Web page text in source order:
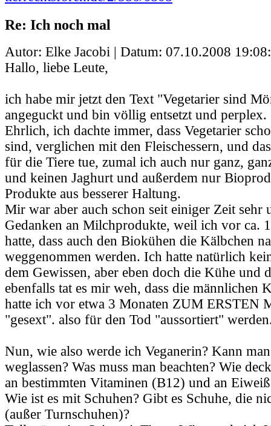
Re: Ich noch mal
Autor: Elke Jacobi | Datum: 07.10.2008
Hallo, liebe Leute,
ich habe mir jetzt den Text "Vegetarier sind
angeguckt und bin völlig entsetzt und perplex.
Ehrlich, ich dachte immer, dass Vegetarier
sind, verglichen mit den Fleischessern, und
für die Tiere tue, zumal ich auch nur ganz,
und keinen Jaghurt und außerdem nur
Produkte aus besserer Haltung.
Mir war aber auch schon seit einiger Zeit sehr
Gedanken an Milchprodukte, weil ich vor ca.
hatte, dass auch den Biokühen die Kälbchen
weggenommen werden. Ich hatte natürlich
dem Gewissen, aber eben doch die Kühe und
ebenfalls tat es mir weh, dass die männlichen
hatte ich vor etwa 3 Monaten ZUM ERSTEN
"gesext". also für den Tod "aussortiert"
Nun, wie also werde ich Veganerin? Kann
weglassen? Was muss man beachten? Wie
an bestimmten Vitaminen (B12) und an
Wie ist es mit Schuhen? Gibt es Schuhe, die
(außer Turnschuhen)?